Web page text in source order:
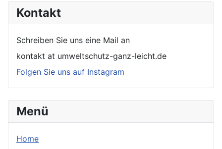
Kontakt
Schreiben Sie uns eine Mail an
kontakt at umweltschutz-ganz-leicht.de
Folgen Sie uns auf Instagram
Menü
Home